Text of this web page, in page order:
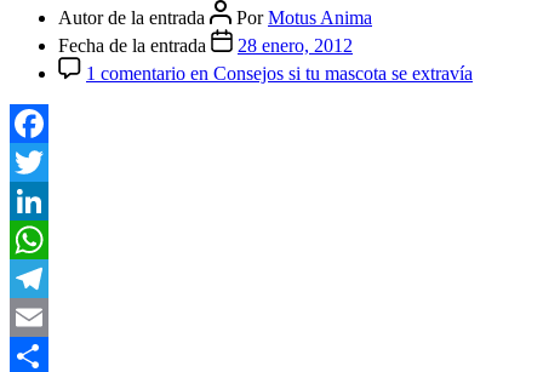
Autor de la entrada PorMotus Anima
Fecha de la entrada
28 enero, 2012
1 comentario en Consejos si tu mascota se extravía
Facebook
Twitter
LinkedIn
WhatsApp
Telegram
Email